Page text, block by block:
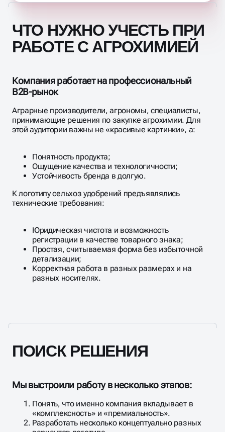
ЧТО НУЖНО УЧЕСТЬ ПРИ
РАБОТЕ С АГРОХИМИЕЙ
Компания работает на профессиональный
B2B‑рынок
Аграрные производители, агрономы, специалисты,
принимающие решения по закупке агрохимии. Для
этой аудитории важны не «красивые картинки», а:
Понятность продукта;
Ощущение качества и технологичности;
Устойчивость бренда в долгую.​
К логотипу сельхоз удобрений предъявлялись
технические требования:
Юридическая чистота и возможность
регистрации в качестве товарного знака;
Простая, считываемая форма без избыточной
детализации;
Корректная работа в разных размерах и на
разных носителях.​
ПОИСК РЕШЕНИЯ
Мы выстроили работу в несколько этапов:
Понять, что именно компания вкладывает в
«комплексность» и «премиальность».
Разработать несколько концептуально разных